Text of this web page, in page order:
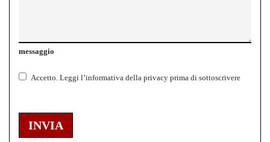
messaggio
Accetto. Leggi l’informativa della privacy prima di sottoscrivere
INVIA